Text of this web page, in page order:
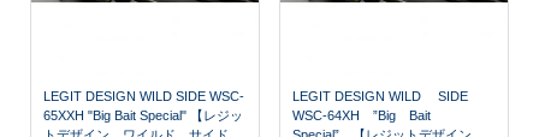
LEGIT DESIGN WILD SIDE WSC-
65XXH "Big Bait Special" 【レジッ
トデザイン ワイルド サイド
LEGIT DESIGN WILD SIDE
WSC-64XH ”Big Bait
Special” 【レジットデザイン